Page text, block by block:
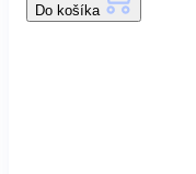
Do košíka